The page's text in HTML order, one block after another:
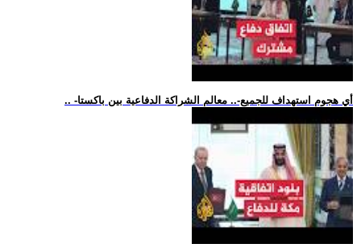
.. -أي هجوم استهداف للجميع-.. معالم الشراكة الدفاعية بين باكستا